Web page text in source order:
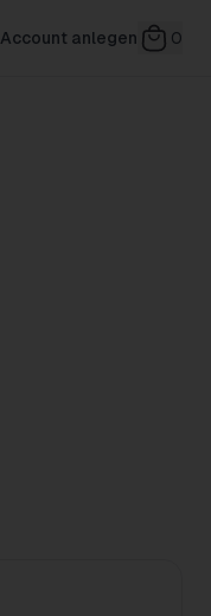
Account anlegen 0